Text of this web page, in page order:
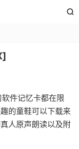

件记忆卡都在限
的童鞋可以下载来
人原声朗读以及附